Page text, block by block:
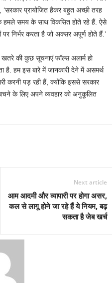
प्रायोजित हैकर बहुत अच्छी तरह
हमले समय के साथ विकसित होते रहे हैं. ऐसे
निर्भर करता है जो अक्सर अपूर्ण होते हैं.’
की कुछ सूचनाएं फॉल्स अलार्म हो
है. हम इस बारे में जानकारी देने में असमर्थ
करनी पड़ रही हैं, क्योंकि इससे सरकार
बचने के लिए अपने व्यवहार को अनुकूलित
Next article
आम आदमी और व्यापारी पर होगा असर,
कल से लागू होने जा रहे हैं ये नियम, बढ़
सकता है जेब खर्च